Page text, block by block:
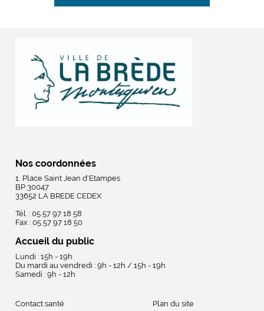
Nos coordonnées
1, Place Saint Jean d'Etampes
BP 30047
33652 LA BREDE CEDEX
Tél. : 05 57 97 18 58
Fax : 05 57 97 18 50
Accueil du public
Lundi : 15h - 19h
Du mardi au vendredi : 9h - 12h / 15h - 19h
Samedi : 9h - 12h
Contact santé Plan du site